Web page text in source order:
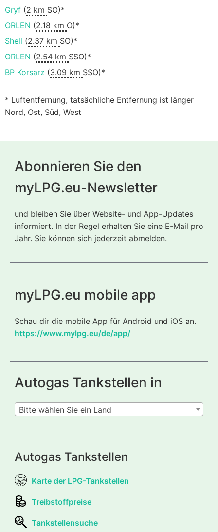
Gryf (2 km SO)*
ORLEN (2.18 km O)*
Shell (2.37 km SO)*
ORLEN (2.54 km SSO)*
BP Korsarz (3.09 km SSO)*
* Luftentfernung, tatsächliche Entfernung ist länger
Nord, Ost, Süd, West
Abonnieren Sie den
myLPG.eu-Newsletter
und bleiben Sie über Website- und App-Updates
informiert. In der Regel erhalten Sie eine E-Mail pro
Jahr. Sie können sich jederzeit abmelden.
myLPG.eu mobile app
Schau dir die mobile App für Android und iOS an.
https://www.mylpg.eu/de/app/
Autogas Tankstellen in
Bitte wählen Sie ein Land
Autogas Tankstellen
Karte der LPG-Tankstellen
Treibstoffpreise
Tankstellensuche